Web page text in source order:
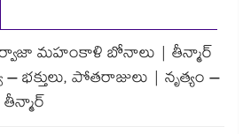
మహంకాళి బోనాలు | తీన్మార్
– భక్తులు, పోతరాజులు | నృత్యం –